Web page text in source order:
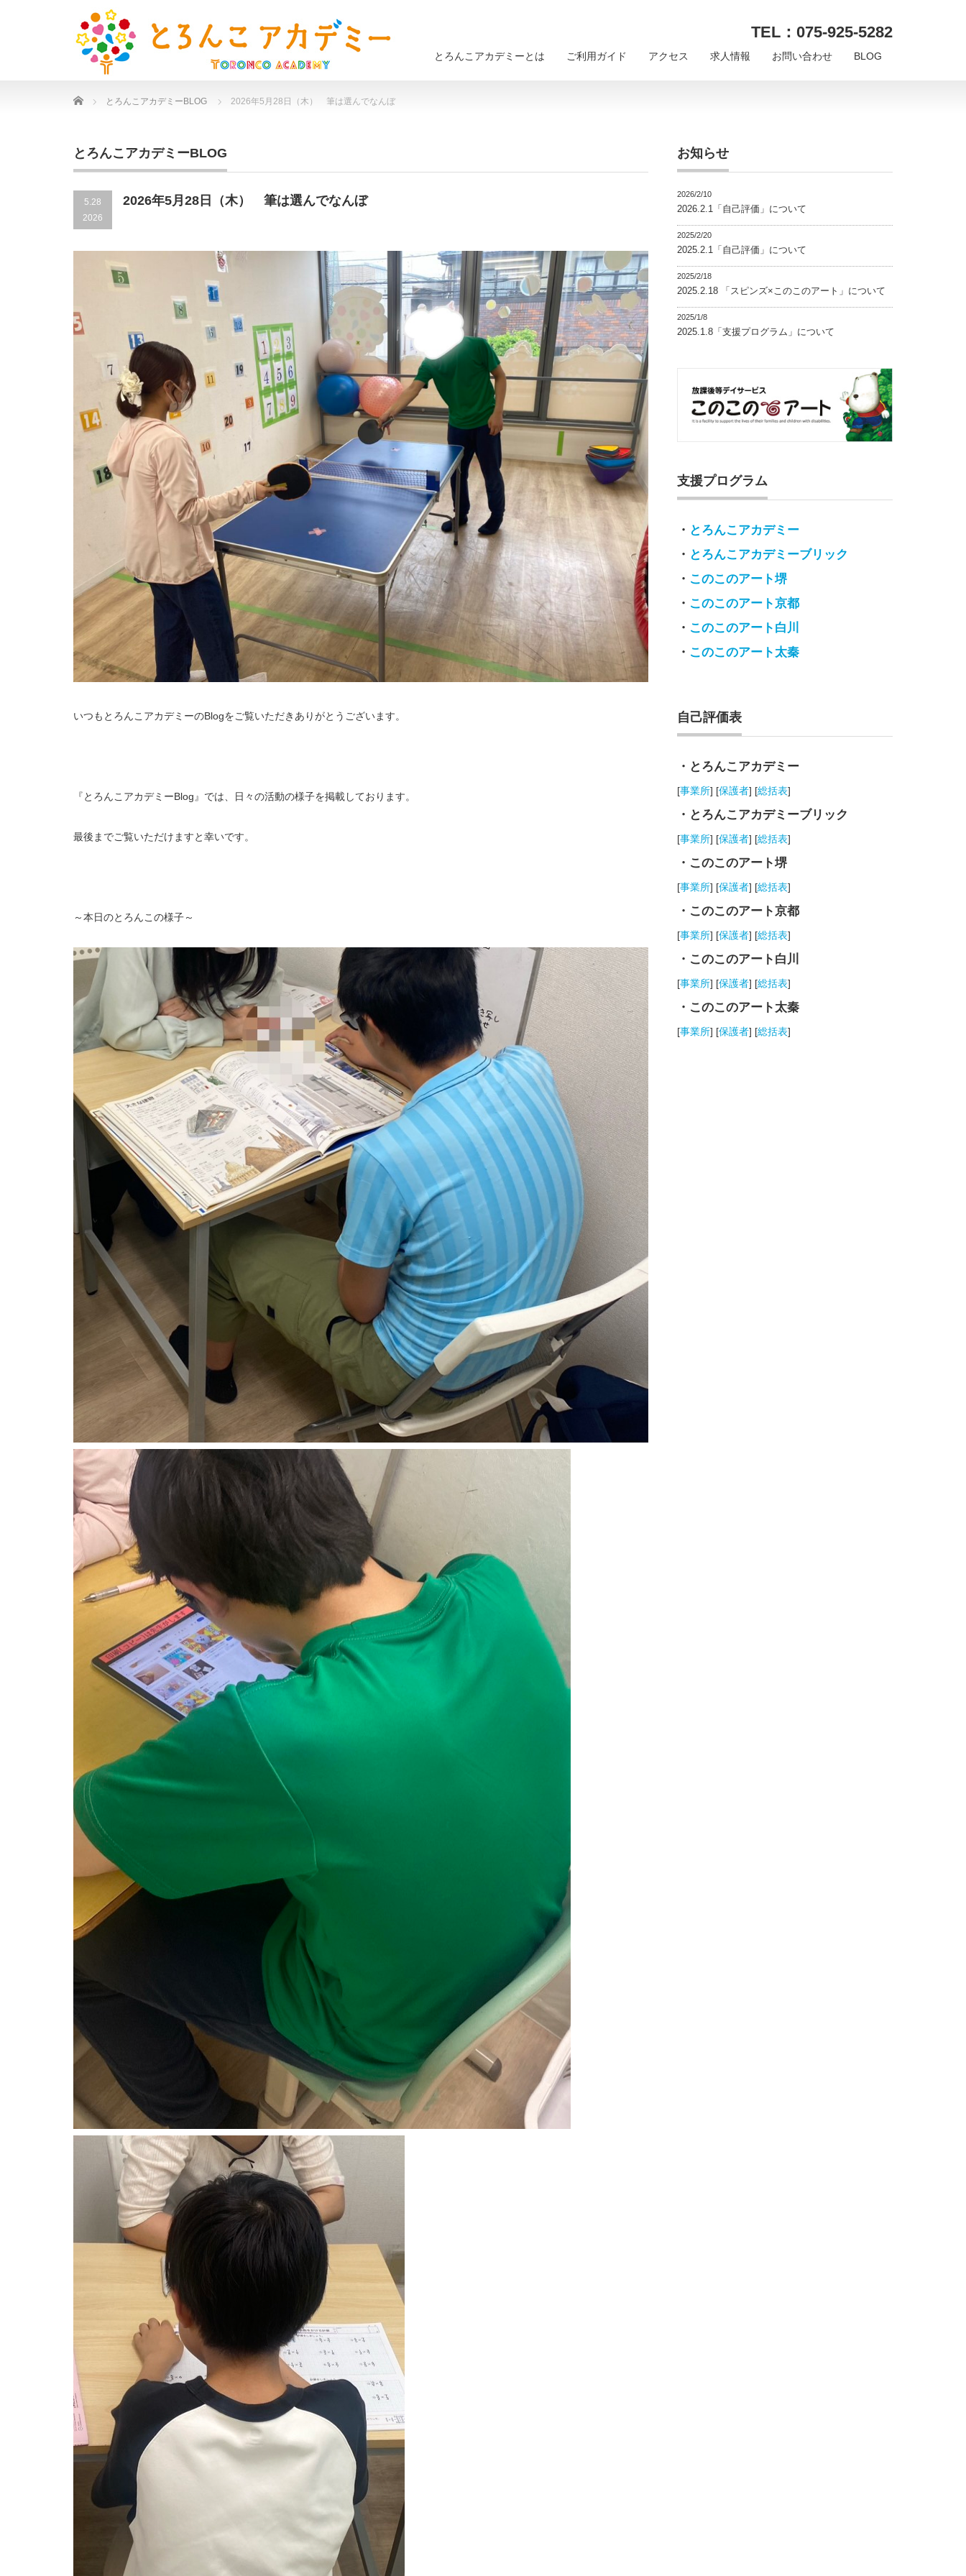
TEL：075-925-5282
とろんこアカデミーとは ご利用ガイド アクセス 求人情報 お問い合わせ BLOG
Home とろんこアカデミーBLOG 2026年5月28日（木） 筆は選んでなんぼ
とろんこアカデミーBLOG
5.28
2026
2026年5月28日（木） 筆は選んでなんぼ
いつもとろんこアカデミーのBlogをご覧いただきありがとうございます。
『とろんこアカデミーBlog』では、日々の活動の様子を掲載しております。
最後までご覧いただけますと幸いです。
～本日のとろんこの様子～
お知らせ
2026/2/10
2026.2.1「自己評価」について
2025/2/20
2025.2.1「自己評価」について
2025/2/18
2025.2.18 「スピンズ×このこのアート」について
2025/1/8
2025.1.8「支援プログラム」について
支援プログラム
・ とろんこアカデミー
・ とろんこアカデミーブリック
・ このこのアート堺
・ このこのアート京都
・ このこのアート白川
・ このこのアート太秦
自己評価表
・とろんこアカデミー
[事業所] [保護者] [総括表]
・とろんこアカデミーブリック
[事業所] [保護者] [総括表]
・このこのアート堺
[事業所] [保護者] [総括表]
・このこのアート京都
[事業所] [保護者] [総括表]
・このこのアート白川
[事業所] [保護者] [総括表]
・このこのアート太秦
[事業所] [保護者] [総括表]